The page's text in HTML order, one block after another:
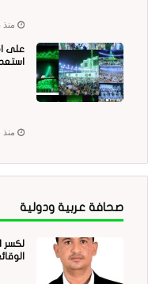
منذ 24 دقيقة
على
منذ 3 أيام
صحافة عربية ودولية
لكسر